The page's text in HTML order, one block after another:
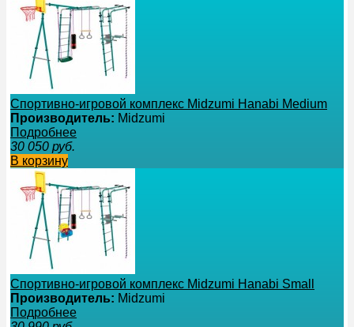
Спортивно-игровой комплекс Midzumi Hanabi Medium
Производитель: Midzumi
Подробнее
30 050 руб.
В корзину
Спортивно-игровой комплекс Midzumi Hanabi Small
Производитель: Midzumi
Подробнее